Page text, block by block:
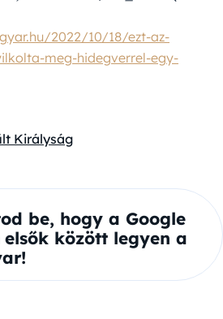
2022/10/18/ezt-az-
meg-hidegverrel-egy-
Királyság
be, hogy a Google
elsők között legyen a